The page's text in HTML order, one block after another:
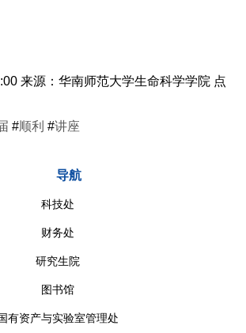
来源：华南师范大学生命科学学院 点
#顺利 #讲座
导航
科技处
财务处
研究生院
图书馆
有资产与实验室管理处